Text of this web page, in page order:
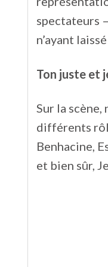
spectateurs
n’ayant
Ton juste et
Sur la
différents
Benhacine,
et bien sûr,